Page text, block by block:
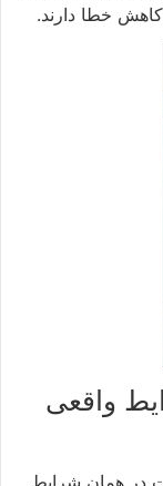
خطا دارند.
واقعی
در همان شرایط